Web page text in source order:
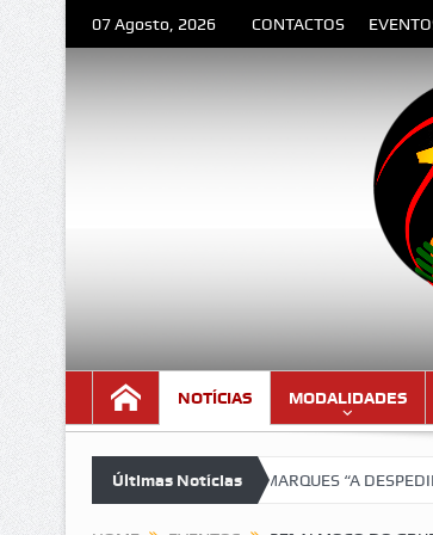
07 Agosto, 2026 CONTACTOS
NOTÍCIAS MODALIDADES
Últimas Notícias
LOURENÇO MARQUES “A DESPEDIDA” – Poema